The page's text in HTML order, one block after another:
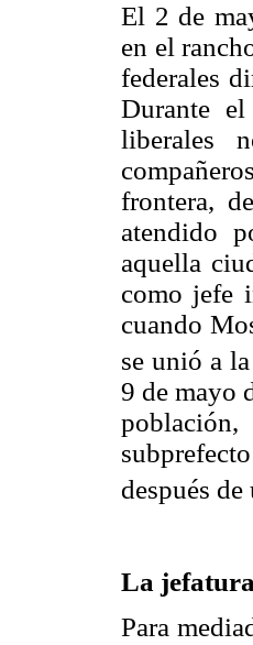
El 2 de
en el
federales
Durante
liberales
frontera,
atendido
aquella
como jefe
cuando
se unió a
9 de mayo
después
La
Para